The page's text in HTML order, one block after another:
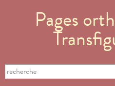
contenu
principal
Pages
Formulaire de
Search this site